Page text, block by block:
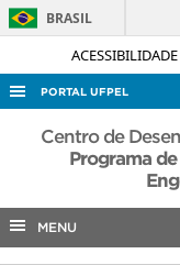
ACESSIBILIDADE
BRASIL
PORTAL UFPEL
ACESSO À INFORMAÇÃO
AUDITORIA
Centro de
Programa
MENU